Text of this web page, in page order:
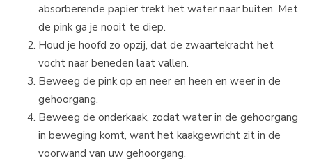
absorberende papier trekt het water naar buiten. Met
de pink ga je nooit te diep.
Houd je hoofd zo opzij, dat de zwaartekracht het
vocht naar beneden laat vallen.
Beweeg de pink op en neer en heen en weer in de
gehoorgang.
Beweeg de onderkaak, zodat water in de gehoorgang
in beweging komt, want het kaakgewricht zit in de
voorwand van uw gehoorgang.